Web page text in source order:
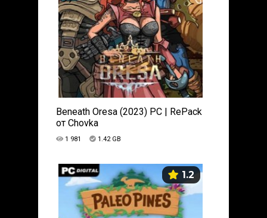
Beneath Oresa (2023) PC | RePack
от Chovka
1 981 1.42 GB
1.2